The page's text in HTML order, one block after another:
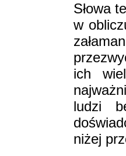
Słowa
w
ich
ludzi
niżej